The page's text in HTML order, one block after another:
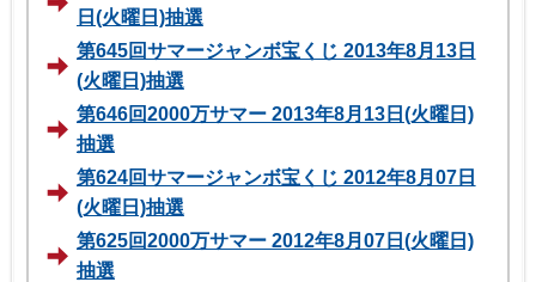
日(火曜日)抽選
第645回サマージャンボ宝くじ 2013年8月13日
(火曜日)抽選
第646回2000万サマー 2013年8月13日(火曜日)
抽選
第624回サマージャンボ宝くじ 2012年8月07日
(火曜日)抽選
第625回2000万サマー 2012年8月07日(火曜日)
抽選